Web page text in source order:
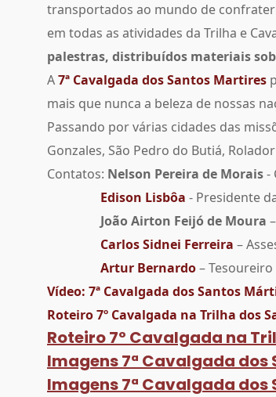
transportados ao mundo de
em todas as atividades da Trilha e
palestras, distribuídos materiais
A7ª Cavalgada dos Santos Martires
mais que nunca a beleza de nossas
Passando por várias cidades das
Gonzales, São Pedro do Butiá,
Contatos: Nelson Pereira de Morais-
Edison Lisbôa - Presidente
João Airton Feijó de Moura
Carlos Sidnei Ferreira –
Artur Bernardo– Tesoureiro
Vídeo: 7ª Cavalgada dos Santos
Roteiro 7º Cavalgada na Trilha dos
Roteiro 7º Cavalgada na
Imagens 7ª Cavalgada
Imagens 7ª Cavalgada